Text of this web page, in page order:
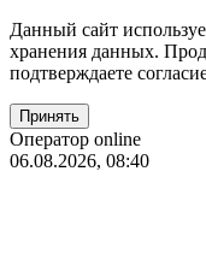
Данный сайт
хранения данных.
подтверждаете
Оператор online
06.08.2026, 08:40